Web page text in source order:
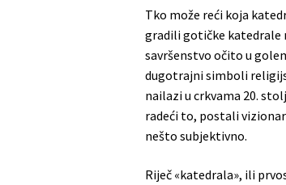
Tko može reći koja
gradili gotičke katedrale
savršenstvo očito u
dugotrajni simboli
nailazi u crkvama 20.
radeći to, postali
nešto subjektivno.
Riječ «katedrala», ili